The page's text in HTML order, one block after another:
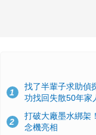
1
找了半輩子求助偵
功找回失散50年家
2
打破大廠墨水綁架
念機亮相